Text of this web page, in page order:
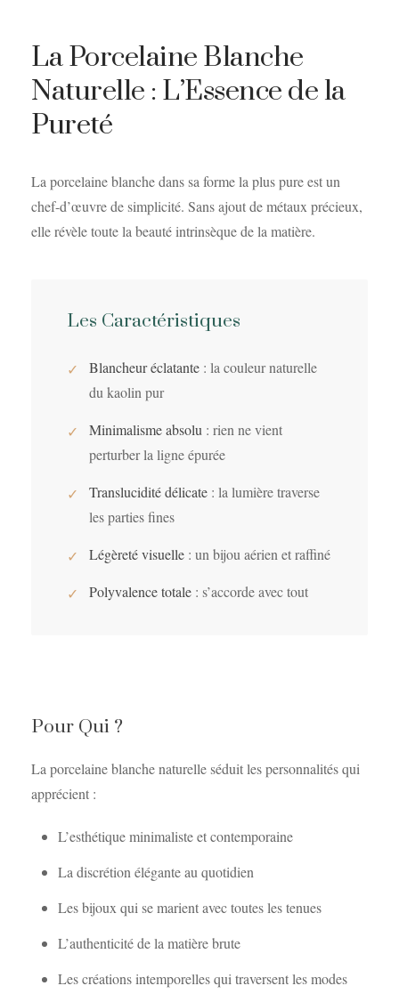
La Porcelaine Blanche
Naturelle : L’Essence de la
Pureté
La porcelaine blanche dans sa forme la plus pure est un
chef-d’œuvre de simplicité. Sans ajout de métaux précieux,
elle révèle toute la beauté intrinsèque de la matière.
Les Caractéristiques
✓ Blancheur éclatante : la couleur naturelle
du kaolin pur
✓ Minimalisme absolu : rien ne vient
perturber la ligne épurée
✓ Translucidité délicate : la lumière traverse
les parties fines
✓ Légèreté visuelle : un bijou aérien et raffiné
✓ Polyvalence totale : s’accorde avec tout
Pour Qui ?
La porcelaine blanche naturelle séduit les personnalités qui
apprécient :
L’esthétique minimaliste et contemporaine
La discrétion élégante au quotidien
Les bijoux qui se marient avec toutes les tenues
L’authenticité de la matière brute
Les créations intemporelles qui traversent les modes